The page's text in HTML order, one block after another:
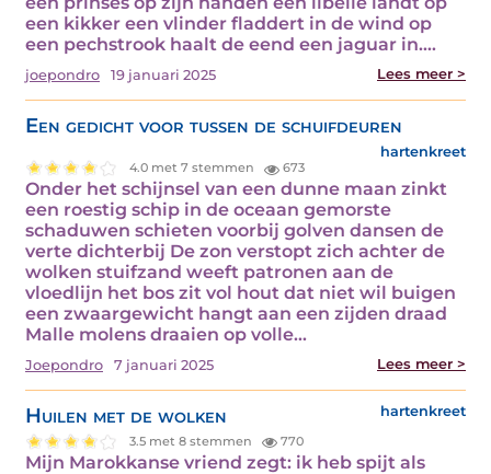
een kikker een vlinder fladdert in de wind op
een pechstrook haalt de eend een jaguar in.…
joepondro 19 januari 2025 Lees meer >
Een gedicht voor tussen de schuifdeuren
hartenkreet
4.0 met 7 stemmen 673
Onder het schijnsel van een dunne maan zinkt
een roestig schip in de oceaan gemorste
schaduwen schieten voorbij golven dansen de
verte dichterbij De zon verstopt zich achter de
wolken stuifzand weeft patronen aan de
vloedlijn het bos zit vol hout dat niet wil buigen
een zwaargewicht hangt aan een zijden draad
Malle molens draaien op volle…
Joepondro 7 januari 2025 Lees meer >
Huilen met de wolken hartenkreet
3.5 met 8 stemmen 770
Mijn Marokkanse vriend zegt: ik heb spijt als